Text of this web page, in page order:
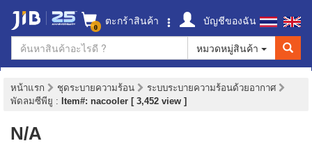
0 ตะกร้าสินค้า
บัญชีของฉัน
หมวดหมู่สินค้า
หน้าแรก ชุดระบายความร้อน
ระบบระบายความร้อนด้วยอากาศ
พัดลมซีพียู : Item#: nacooler [ 3,452 view ]
N/A